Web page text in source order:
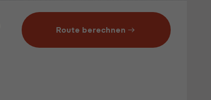
Route berechnen